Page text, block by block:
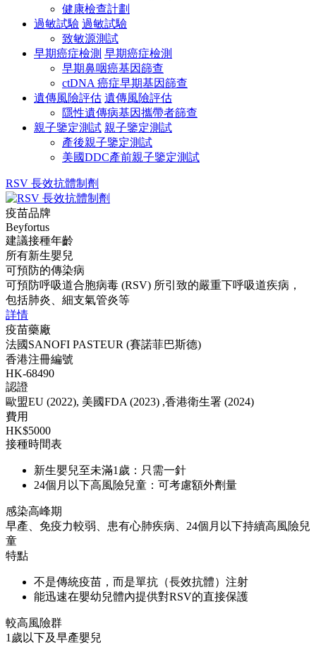
健康檢查計劃
過敏試驗 過敏試驗
致敏源測試
早期癌症檢測 早期癌症檢測
早期鼻咽癌基因篩查
ctDNA 癌症早期基因篩查
遺傳風險評估 遺傳風險評估
隱性遺傳病基因攜帶者篩查
親子鑒定測試 親子鑒定測試
產後親子鑒定測試
美國DDC產前親子鑒定測試
RSV 長效抗體制劑
疫苗品牌
Beyfortus
建議接種年齡
所有新生嬰兒
可預防的傳染病
可預防呼吸道合胞病毒 (RSV) 所引致的嚴重下呼吸道疾病，
包括肺炎、細支氣管炎等
詳情
疫苗藥廠
法國SANOFI PASTEUR (賽諾菲巴斯德)
香港注冊編號
HK-68490
認證
歐盟EU (2022), 美國FDA (2023) ,香港衛生署 (2024)
費用
HK$5000
接種時間表
新生嬰兒至未滿1歲：只需一針
24個月以下高風險兒童：可考慮額外劑量
感染高峰期
早產、免疫力較弱、患有心肺疾病、24個月以下持續高風險兒
童
特點
不是傳統疫苗，而是單抗（長效抗體）注射
能迅速在嬰幼兒體內提供對RSV的直接保護
較高風險群
1歲以下及早產嬰兒